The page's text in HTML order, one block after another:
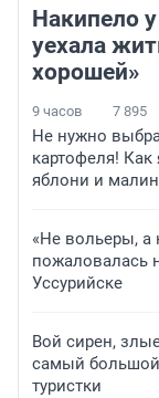
Накипело
уехала
хорошей»
9 часов 7 895
Не нужно
картофеля!
яблони и
«Не вольеры, а
пожаловалась
Уссурийске
Вой сирен,
самый
туристки